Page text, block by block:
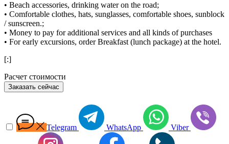
• Beach accessories, drinking water on the road;
• Comfortable clothes, hats, sunglasses, comfortable shoes, sunblock
/ sunscreen.;
• Money to pay for additional services and all kinds of purchases
• For early excursions, order Breakfast (lunch package) at the hotel.
[:]
Расчет стоимости
Заказать сейчас
Telegram WhatsApp Viber